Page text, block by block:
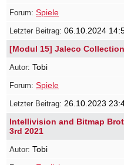
Spiele
06.10.2024
[Modul 15] Jaleco
Tobi
Spiele
26.10.2023
Intellivision and Bitmap
3rd 2021
Tobi